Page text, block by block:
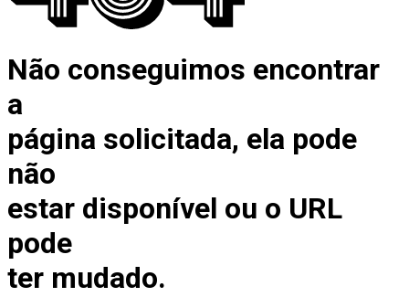
Não conseguimos encontrar
a
página solicitada, ela pode
não
estar disponível ou o URL
pode
ter mudado.